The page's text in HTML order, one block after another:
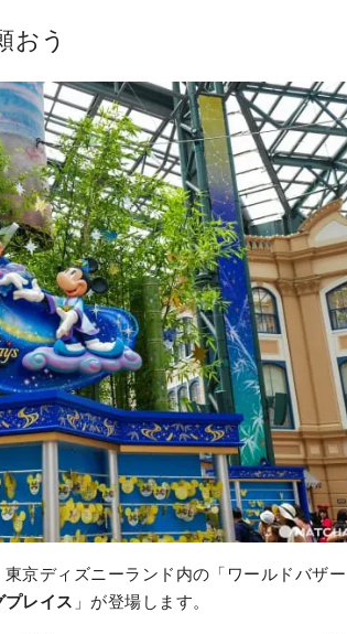
おう
京ディズニーランド内の「ワールドバザー
レイス 」が登場します。